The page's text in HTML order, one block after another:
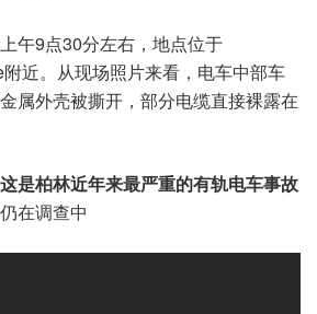
午9点30分左右，地点位于
近。从现场照片来看，电车中部车
属外壳被撕开，部分电缆直接裸露在
是柏林近年来最严重的有轨电车事故
在调查中